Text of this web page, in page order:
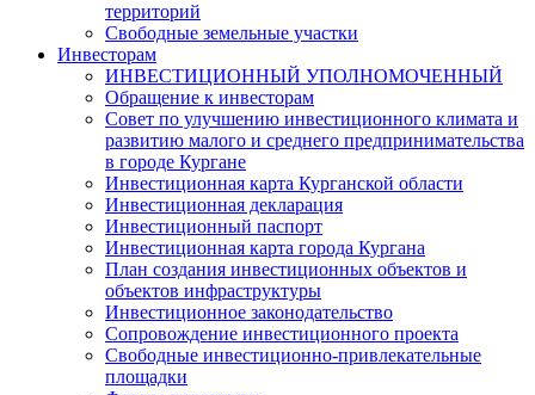
территорий
Свободные земельные участки
Инвесторам
ИНВЕСТИЦИОННЫЙ УПОЛНОМОЧЕННЫЙ
Обращение к инвесторам
Совет по улучшению инвестиционного климата и
развитию малого и среднего предпринимательства
в городе Кургане
Инвестиционная карта Курганской области
Инвестиционная декларация
Инвестиционный паспорт
Инвестиционная карта города Кургана
План создания инвестиционных объектов и
объектов инфраструктуры
Инвестиционное законодательство
Сопровождение инвестиционного проекта
Свободные инвестиционно-привлекательные
площадки